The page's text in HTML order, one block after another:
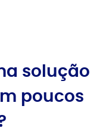
solução
poucos